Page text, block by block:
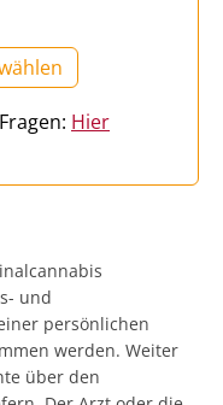
Hier
und
persönlichen
werden. Weiter
über den